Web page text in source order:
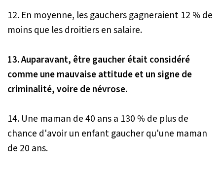
12. En moyenne, les gauchers gagneraient 12 % de
moins que les droitiers en salaire.
13. Auparavant, être gaucher était considéré
comme une mauvaise attitude et un signe de
criminalité, voire de névrose.
14. Une maman de 40 ans a 130 % de plus de
chance d'avoir un enfant gaucher qu'une maman
de 20 ans.